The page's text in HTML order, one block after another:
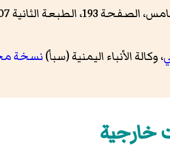
، وكالة الأنباء اليمنية (سبأ)نسخة
خارجية